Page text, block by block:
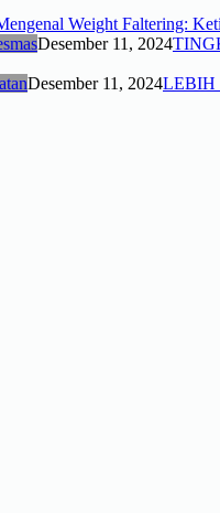
Weight Faltering:
Desember 11, 2024
Desember 11, 2024LEBIH